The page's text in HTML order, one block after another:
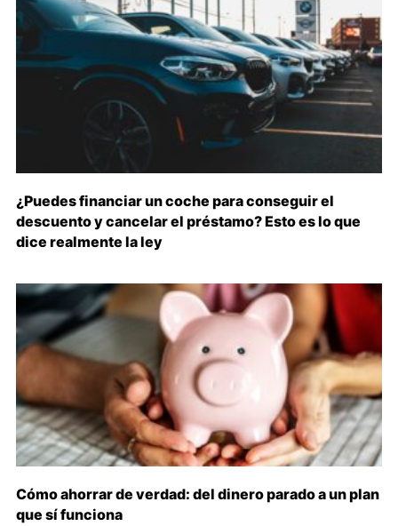
¿Puedes financiar un coche para conseguir el
descuento y cancelar el préstamo? Esto es lo que
dice realmente la ley
Cómo ahorrar de verdad: del dinero parado a un plan
que sí funciona